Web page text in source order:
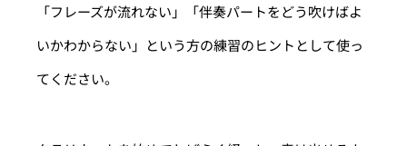
「フレーズが流れない」「伴奏パートをどう吹けばよ
いかわからない」という方の練習のヒントとして使っ
てください。